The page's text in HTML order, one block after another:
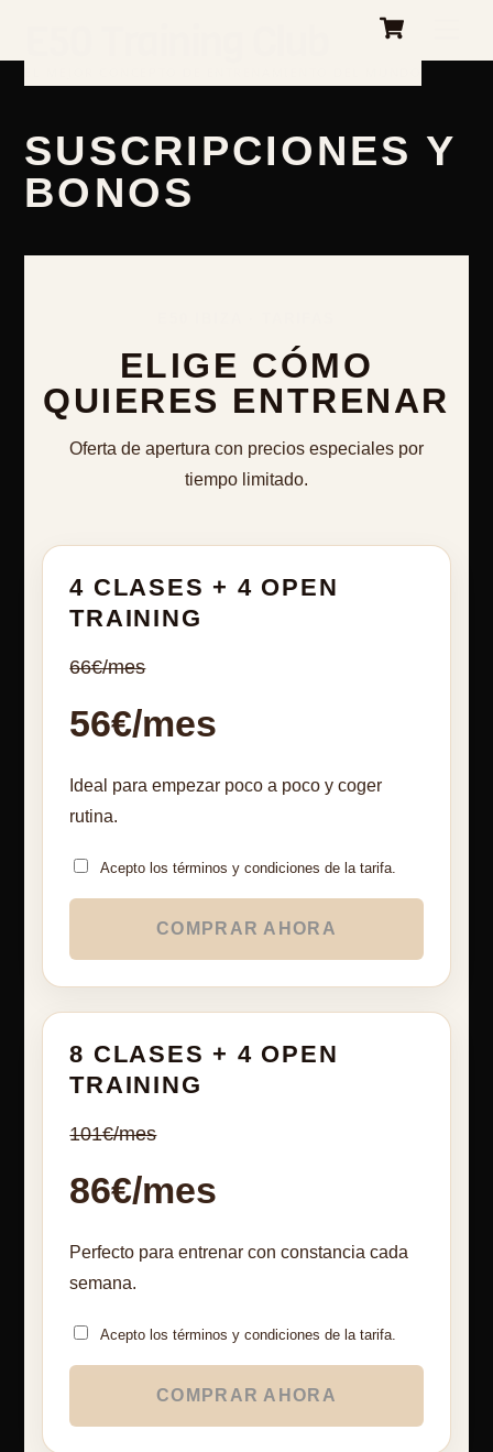
content
SUSCRIPCIONES Y
BONOS
ELIGE CÓMO
QUIERES ENTRENAR
Oferta de apertura con precios especiales por
tiempo limitado.
4 CLASES + 4 OPEN
TRAINING
66€/mes
56€/mes
Ideal para empezar poco a poco y coger
rutina.
Acepto los términos y condiciones de la tarifa.
COMPRAR AHORA
8 CLASES + 4 OPEN
TRAINING
101€/mes
86€/mes
Perfecto para entrenar con constancia cada
semana.
Acepto los términos y condiciones de la tarifa.
COMPRAR AHORA